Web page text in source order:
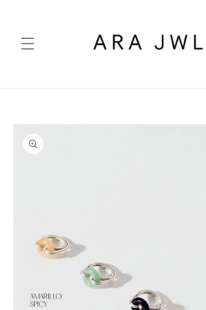
a la
información
del producto